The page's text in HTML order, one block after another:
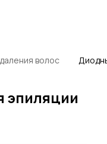
волос
эпиляции